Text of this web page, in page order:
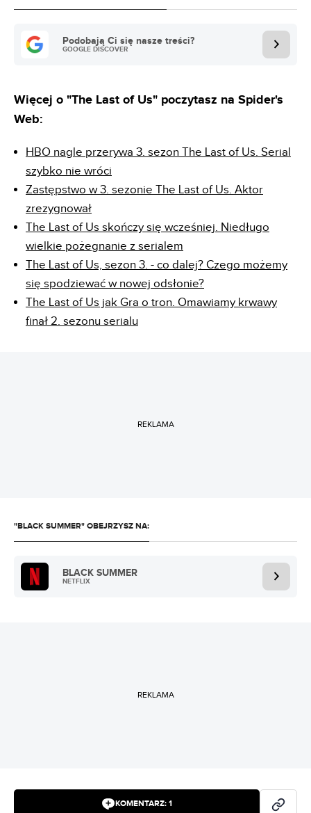
Podobają Ci się nasze treści?
GOOGLE DISCOVER
Więcej o "The Last of Us" poczytasz na Spider's
Web:
HBO nagle przerywa 3. sezon The Last of Us. Serial
szybko nie wróci
Zastępstwo w 3. sezonie The Last of Us. Aktor
zrezygnował
The Last of Us skończy się wcześniej. Niedługo
wielkie pożegnanie z serialem
The Last of Us, sezon 3. - co dalej? Czego możemy
się spodziewać w nowej odsłonie?
The Last of Us jak Gra o tron. Omawiamy krwawy
finał 2. sezonu serialu
REKLAMA
"BLACK SUMMER" OBEJRZYSZ NA:
BLACK SUMMER
NETFLIX
REKLAMA
KOMENTARZ: 1